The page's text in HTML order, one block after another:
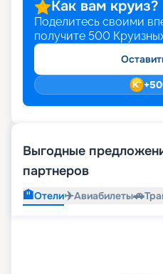
Как вам круиз?
Поделитесь своими
получите 500
+
Выгодные
партнеров
🏨Отели✈️Авиабилеты🚗